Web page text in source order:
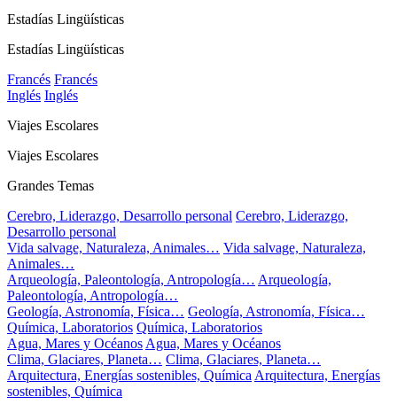
Estadías Lingüísticas
Estadías Lingüísticas
Francés Francés
Inglés Inglés
Viajes Escolares
Viajes Escolares
Grandes Temas
Cerebro, Liderazgo, Desarrollo personal Cerebro, Liderazgo,
Desarrollo personal
Vida salvage, Naturaleza, Animales… Vida salvage, Naturaleza,
Animales…
Arqueología, Paleontología, Antropología… Arqueología,
Paleontología, Antropología…
Geología, Astronomía, Física… Geología, Astronomía, Física…
Química, Laboratorios Química, Laboratorios
Agua, Mares y Océanos Agua, Mares y Océanos
Clima, Glaciares, Planeta… Clima, Glaciares, Planeta…
Arquitectura, Energías sostenibles, Química Arquitectura, Energías
sostenibles, Química